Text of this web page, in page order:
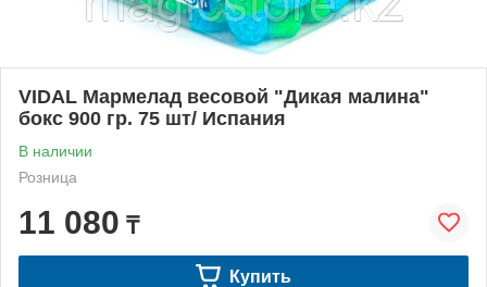
VIDAL Мармелад весовой "Дикая малина"
бокс 900 гр. 75 шт/ Испания
В наличии
Розница
11 080 ₸
Купить